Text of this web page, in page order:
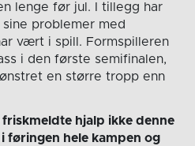
lenge før jul. I tillegg har
problemer med
vært i spill. Formspilleren
i den første semifinalen,
en større tropp enn
hjalp ikke denne
føringen hele kampen og